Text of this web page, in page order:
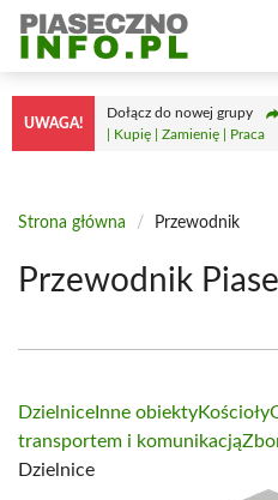
Przejdź
treści
UWAGA!
Dołącz do nowej grupy
| Kupię | Zamienię | Praca
Strona główna / Przewodnik
Przewodnik
Dzielnice Inne obiektyKościoły
transportem i komunikacją
Dzielnice